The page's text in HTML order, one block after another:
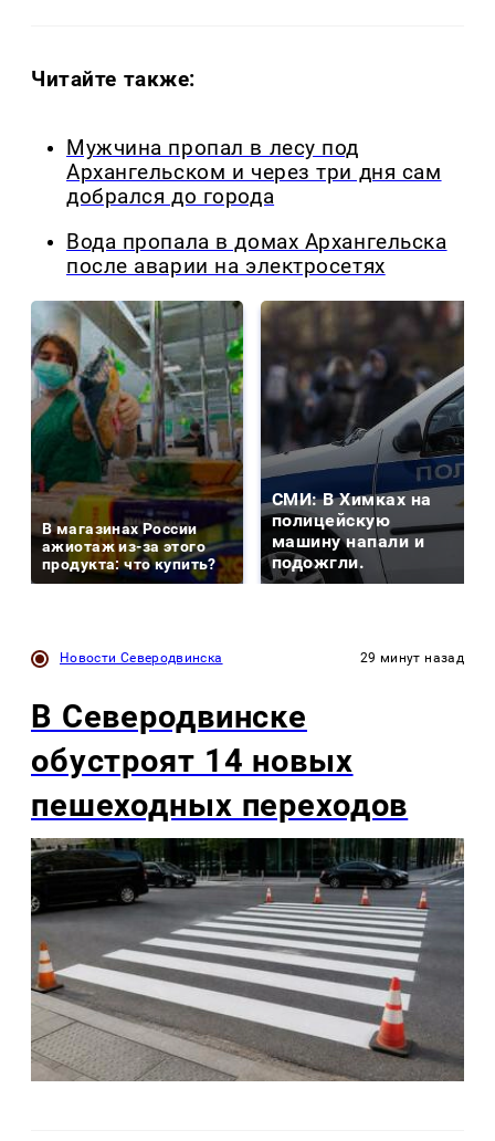
Читайте также:
Мужчина пропал в лесу под
Архангельском и через три дня сам
добрался до города
Вода пропала в домах Архангельска
после аварии на электросетях
В магазинах России
ажиотаж из-за этого
продукта: что купить?
СМИ: В Химках на
полицейскую
машину напали и
подожгли.
Новости Северодвинска 29 минут назад
В Северодвинске
обустроят 14 новых
пешеходных переходов